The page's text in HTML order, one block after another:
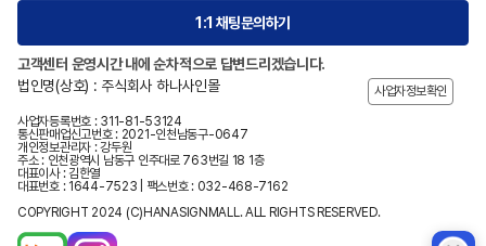
1:1 채팅문의하기
고객센터 운영시간 내에 순차적으로 답변드리겠습니다.
법인명(상호) : 주식회사 하나사인몰
사업자정보확인
사업자등록번호 : 311-81-53124
통신판매업신고번호 : 2021-인천남동구-0647
개인정보관리자 : 강두원
주소 : 인천광역시 남동구 인주대로 763번길 18 1층
대표이사 : 김한열
대표번호 : 1644-7523 | 팩스번호 : 032-468-7162
COPYRIGHT 2024 (C)HANASIGNMALL. ALL RIGHTS RESERVED.